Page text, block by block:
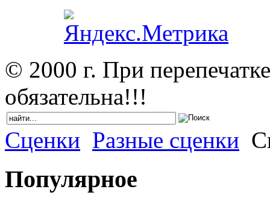
© 2000 г. При
обязательна!!!
Сценки Разные сценки
Популярное